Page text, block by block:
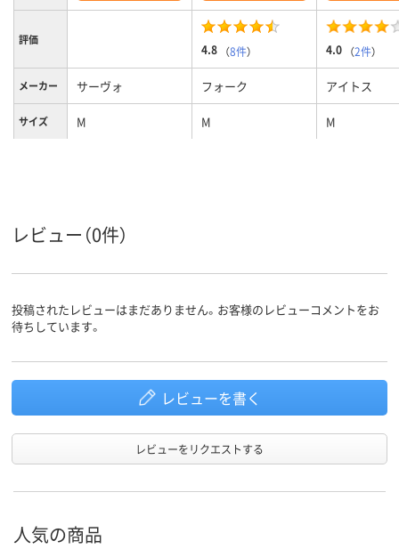
評価
4.8 （8件） 4.0 （2件）
メーカー サーヴォ フォーク アイトス
サイズ M M M
レビュー（0件）
投稿されたレビューはまだありません。お客様のレビューコメントをお
待ちしています。
レビューを書く
レビューをリクエストする
人気の商品